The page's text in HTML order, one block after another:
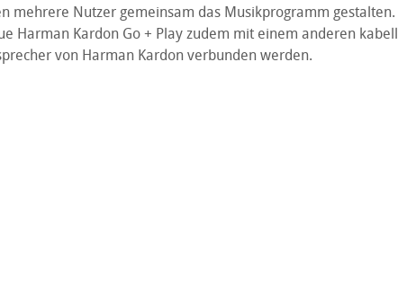
mehrere Nutzer gemeinsam das Musikprogramm gestalten.
Harman Kardon Go + Play zudem mit einem anderen
von Harman Kardon verbunden werden.